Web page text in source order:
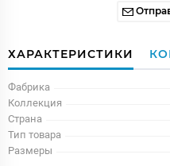
ХАРАКТЕРИСТИКИ
Фабрика
Коллекция
Страна
Тип товара
Размеры